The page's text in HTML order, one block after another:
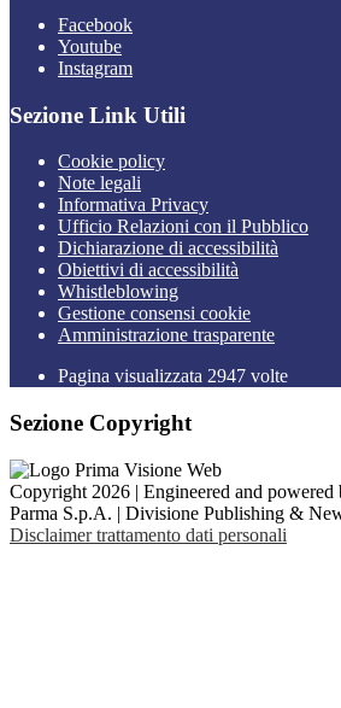
Facebook
Youtube
Instagram
Sezione Link Utili
Cookie policy
Note legali
Informativa Privacy
Ufficio Relazioni con il Pubblico
Dichiarazione di accessibilità
Obiettivi di accessibilità
Whistleblowing
Gestione consensi cookie
Amministrazione trasparente
Pagina visualizzata 2947 volte
Sezione Copyright
Copyright 2026 | Engineered and
Parma S.p.A. | Divisione Publishing &
Disclaimer trattamento dati personali